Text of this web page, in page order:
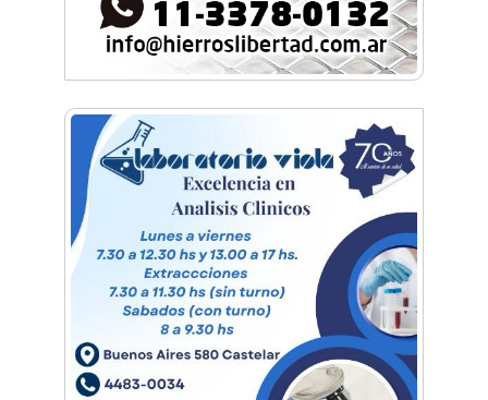
Festival aéreo: llega la Convención en Vuelo de
aviones experimentales
Hangar Zero: Conocé el primer museo
aeronáutico privado del país
Conocé a la Escuadrilla Histórica que opera
desde la Base de Morón